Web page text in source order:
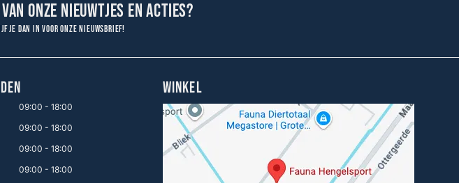
onze nieuwtjes en acties?
je dan in voor onze nieuwsbrief!
09:00 - 18:00
09:00 - 18:00
09:00 - 18:00
09:00 - 18:00
WINKEL